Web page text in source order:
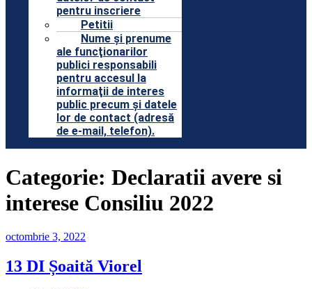
pentru inscriere
Petitii
Nume şi prenume
ale funcţionarilor
publici responsabili
pentru accesul la
informaţii de interes
public precum şi datele
lor de contact (adresă
de e-mail, telefon).
Categorie: Declaratii avere si
interese Consiliu 2022
Publicat
octombrie 3, 2022
13 DI Șoaită Viorel